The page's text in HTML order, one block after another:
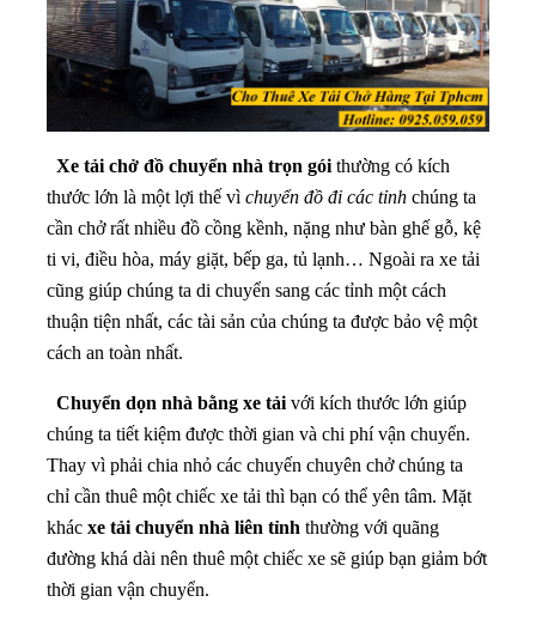
Xe tải chở đồ chuyển nhà trọn gói thường có kích
thước lớn là một lợi thế vì chuyển đồ đi các tỉnh chúng ta
cần chở rất nhiều đồ cồng kềnh, nặng như bàn ghế gỗ, kệ
ti vi, điều hòa, máy giặt, bếp ga, tủ lạnh… Ngoài ra xe tải
cũng giúp chúng ta di chuyển sang các tỉnh một cách
thuận tiện nhất, các tài sản của chúng ta được bảo vệ một
cách an toàn nhất.
Chuyển dọn nhà bằng xe tải với kích thước lớn giúp
chúng ta tiết kiệm được thời gian và chi phí vận chuyển.
Thay vì phải chia nhỏ các chuyến chuyên chở chúng ta
chỉ cần thuê một chiếc xe tải thì bạn có thể yên tâm. Mặt
khác xe tải chuyển nhà liên tỉnh thường với quãng
đường khá dài nên thuê một chiếc xe sẽ giúp bạn giảm bớt
thời gian vận chuyển.